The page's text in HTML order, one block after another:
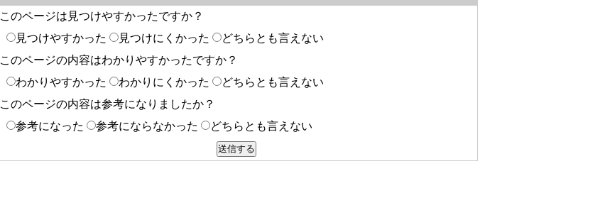
このページは見つけやすかったですか？
見つけやすかった
見つけにくかった
どちらとも言えない
このページの内容はわかりやすかったですか？
わかりやすかった
わかりにくかった
どちらとも言えない
このページの内容は参考になりましたか？
参考になった
参考にならなかった どちらとも言えない